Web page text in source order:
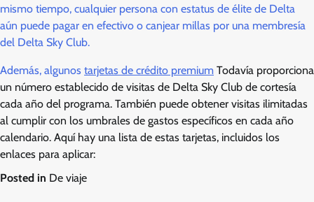
mismo tiempo, cualquier persona con estatus de élite de Delta
aún puede pagar en efectivo o canjear millas por una membresía
del Delta Sky Club.
Además, algunos tarjetas de crédito premium Todavía proporciona
un número establecido de visitas de Delta Sky Club de cortesía
cada año del programa. También puede obtener visitas ilimitadas
al cumplir con los umbrales de gastos específicos en cada año
calendario. Aquí hay una lista de estas tarjetas, incluidos los
enlaces para aplicar:
Posted in De viaje